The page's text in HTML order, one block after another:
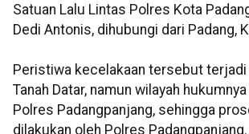
Satuan Lalu Lintas Polres Kota
Dedi Antonis, dihubungi dari Padang,
Peristiwa kecelakaan tersebut terjadi
Tanah Datar, namun wilayah
Polres Padangpanjang, sehingga
dilakukan oleh Polres Padangpanjang.